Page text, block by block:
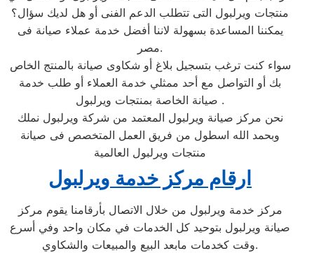
منتجات ويرلبول التى تتطلب الدعم الفنى أو هل لديك سؤال؟
يمكننا المساعدة بسهولة لاننا أفضل خدمة عملاء صيانة فى
مصر.
سواء كنت ترغب بتسجيل بلاغ أو شكاوى صيانة بالمنتج الخاص
بك أو التواصل مع أحد ممثلي خدمة العملاء أو طلب خدمة
صيانة الخاصة بمنتجات ويرلبول .
نحن مركز صيانة ويرلبول المعتمد من شركة ويرلبول نملك
وبحمد الله اسطول من فريق العمل المتخصص فى صيانة
منتجات ويرلبول العالمية
ارقام مركز خدمة ويرلبول
مركز خدمة ويرلبول من خلال الاتصال بأرقامنا يقوم مركز
صيانة ويرلبول بتوحيد كل الخدمات في مكان واحد وفي أسرع
وقت كخدمات مابعد البيع والمبيعات والشكاوي.